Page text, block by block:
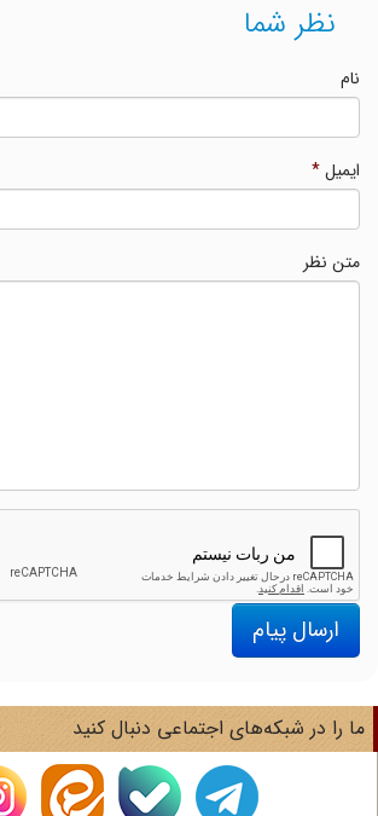
نظر شما
ایمیل*
متن نظر
ارسال پیام
را در شبکه‌های اجتماعی دنبال کنید